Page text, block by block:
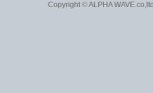
Copyright © ALPHA